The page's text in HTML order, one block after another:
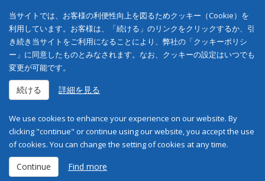
当サイトでは、お客様の利便性向上を図るためクッキー（Cookie）を
利用しています。お客様は、「続ける」のリンクをクリックするか、引
き続き当サイトをご利用になることにより、弊社の「クッキーポリシ
ー」に同意したものとみなされます。なお、クッキーの設定はいつでも
変更が可能です。
続ける 詳細を見る
We use cookies to enhance your experience on our website. By
clicking "continue" or continue using our website, you accept the use
of cookies. You can change the setting of cookies at any time.
Continue Find more